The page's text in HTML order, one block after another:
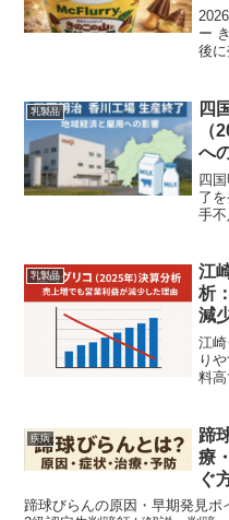
確
ー
後
乳製品
四
（
へ
四
了
手不
支援
ナ
乳製品
江
析
減
江
り
料高
疾病
蹄
療
ぐ
蹄球びらんの原因・早期発見